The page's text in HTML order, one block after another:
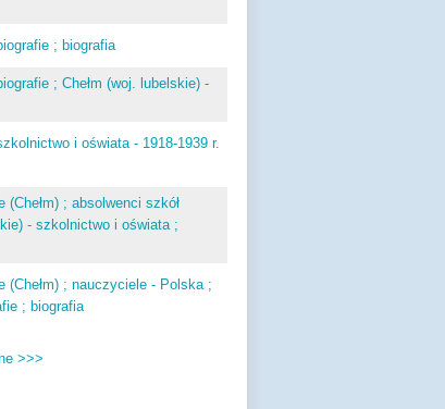
; biografia
; Chełm (woj. lubelskie) -
i oświata - 1918-1939 r.
; absolwenci szkół
- szkolnictwo i oświata ;
(Chełm) ; nauczyciele - Polska ;
; biografia
>>>